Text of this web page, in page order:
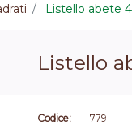
Listello abete
Listello
Codice: 779